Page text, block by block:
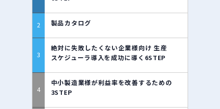
製品カタログ
絶対に失敗したくない企業様向け 生産
スケジューラ導入を成功に導く6STEP
中小製造業様が利益率を改善するための
3STEP